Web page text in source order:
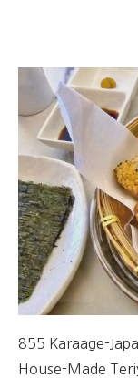
855 Karaage-
House-Made